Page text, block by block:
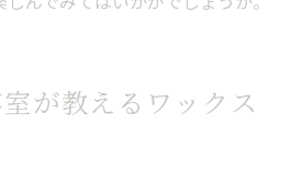
が教えるワックス